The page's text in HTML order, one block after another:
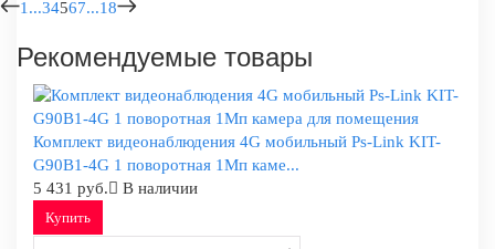
1...34567...18
Рекомендуемые товары
Комплект видеонаблюдения 4G мобильный Ps-Link KIT-
G90B1-4G 1 поворотная 1Мп каме...
5 431 руб.
В наличии
Купить